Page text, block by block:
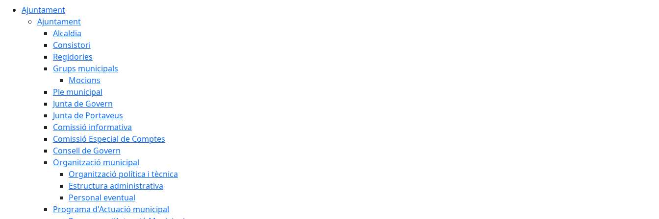
Ajuntament
Ajuntament
Alcaldia
Consistori
Regidories
Grups municipals
Mocions
Ple municipal
Junta de Govern
Junta de Portaveus
Comissió informativa
Comissió Especial de Comptes
Consell de Govern
Organització municipal
Organització política i tècnica
Estructura administrativa
Personal eventual
Programa d'Actuació municipal